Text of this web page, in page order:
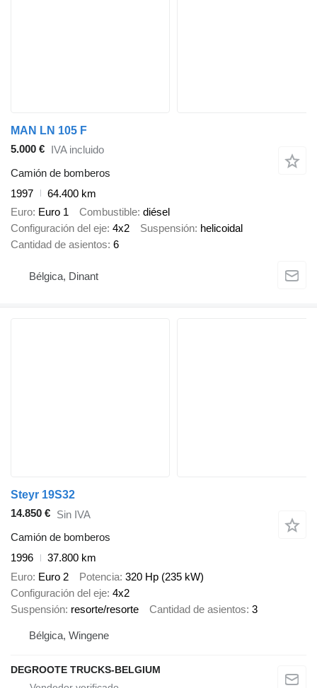
MAN LN 105 F
5.000 € IVA incluido
Camión de bomberos
1997
64.400 km
Euro Euro 1 Combustible diésel
Configuración del eje 4x2 Suspensión helicoidal
Cantidad de asientos 6
Bélgica, Dinant
Steyr 19S32
14.850 € Sin IVA
Camión de bomberos
1996
37.800 km
Euro Euro 2 Potencia 320 Hp (235 kW)
Configuración del eje 4x2
Suspensión resorte/resorte Cantidad de asientos 3
Bélgica, Wingene
DEGROOTE TRUCKS-BELGIUM